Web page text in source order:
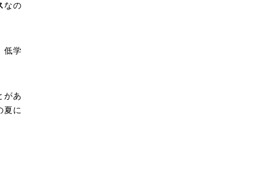
なの
低学
があ
夏に